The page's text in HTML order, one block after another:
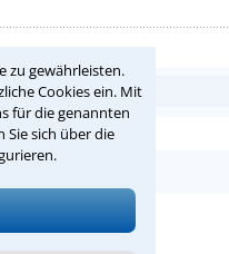
zu gewährleisten.
Cookies ein. Mit
für die genannten
Sie sich über die